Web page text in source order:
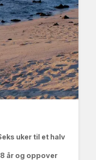
uker til et halvt år
år og oppover